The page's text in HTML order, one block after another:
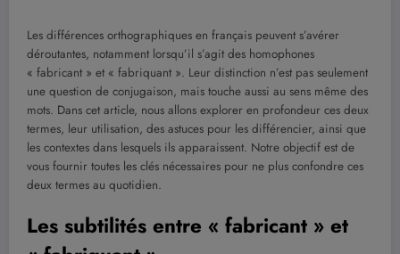
Les différences orthographiques en français peuvent s’avérer
déroutantes, notamment lorsqu’il s’agit des homophones
« fabricant » et « fabriquant ». Leur distinction n’est pas seulement
une question de conjugaison, mais touche aussi au sens même des
mots. Dans cet article, nous allons explorer en profondeur ces deux
termes, leur utilisation, des astuces pour les différencier, ainsi que
les contextes dans lesquels ils apparaissent. Notre objectif est de
vous fournir toutes les clés nécessaires pour ne plus confondre ces
deux termes au quotidien.
Les subtilités entre « fabricant » et